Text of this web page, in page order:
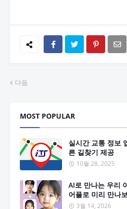
다음
MOST POPULAR
실시간 교통 정보
른 길찾기 제공
10월 28, 2025
AI로 만나는 우리
어플로 미리 만나
3월 14, 2026